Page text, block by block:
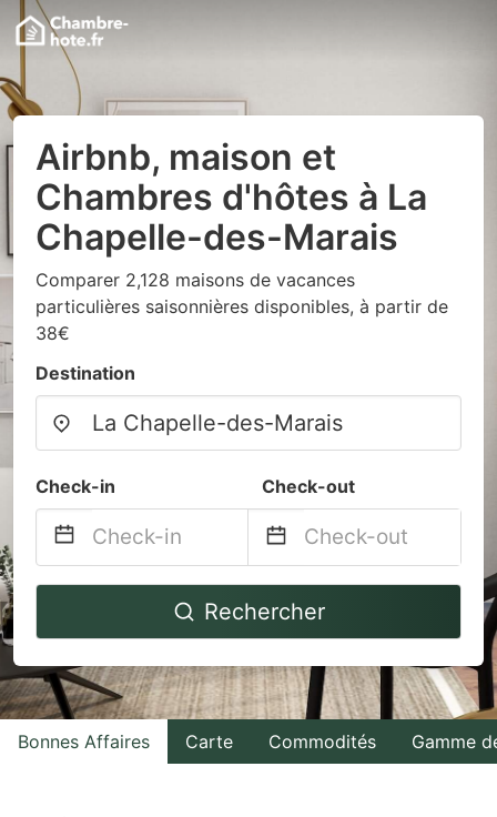
Airbnb, maison et
Chambres d'hôtes à La
Chapelle-des-Marais
Comparer 2,128 maisons de vacances
particulières saisonnières disponibles, à partir de
38€
Destination
Check-in Check-out
Navigate
to
interact
with
the
Navigate
backward
to
interact
with
the
Rechercher
Bonnes Affaires Carte Commodités Gamme